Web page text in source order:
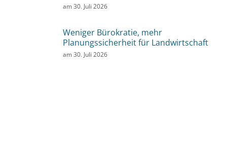
am30. Juli 2026
Weniger Bürokratie, mehr
Planungssicherheit für Landwirtschaft
am30. Juli 2026